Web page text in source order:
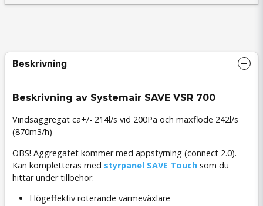
Beskrivning
Beskrivning av Systemair SAVE VSR 700
Vindsaggregat ca+/- 214l/s vid 200Pa och maxflöde 242l/s
(870m3/h)
OBS! Aggregatet kommer med appstyrning (connect 2.0).
Kan kompletteras med styrpanel SAVE Touch som du
hittar under tillbehör.
Högeffektiv roterande värmeväxlare